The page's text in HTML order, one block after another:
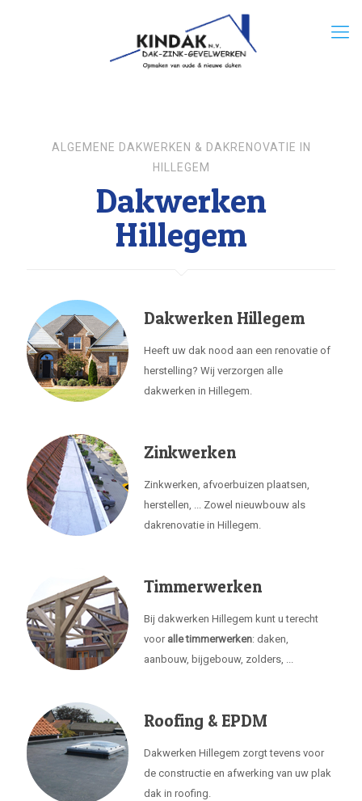
ALGEMENE DAKWERKEN & DAKRENOVATIE IN
HILLEGEM
Dakwerken
Hillegem
Dakwerken Hillegem
Heeft uw dak nood aan een renovatie of
herstelling? Wij verzorgen alle
dakwerken in Hillegem.
Zinkwerken
Zinkwerken, afvoerbuizen plaatsen,
herstellen, ... Zowel nieuwbouw als
dakrenovatie in Hillegem.
Timmerwerken
Bij dakwerken Hillegem kunt u terecht
voor alle timmerwerken: daken,
aanbouw, bijgebouw, zolders, ...
Roofing & EPDM
Dakwerken Hillegem zorgt tevens voor
de constructie en afwerking van uw plak
dak in roofing.